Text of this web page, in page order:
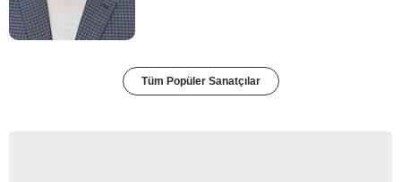
Tüm Popüler Sanatçılar